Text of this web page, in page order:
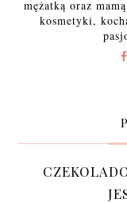
mężatką oraz
kosmetyki,